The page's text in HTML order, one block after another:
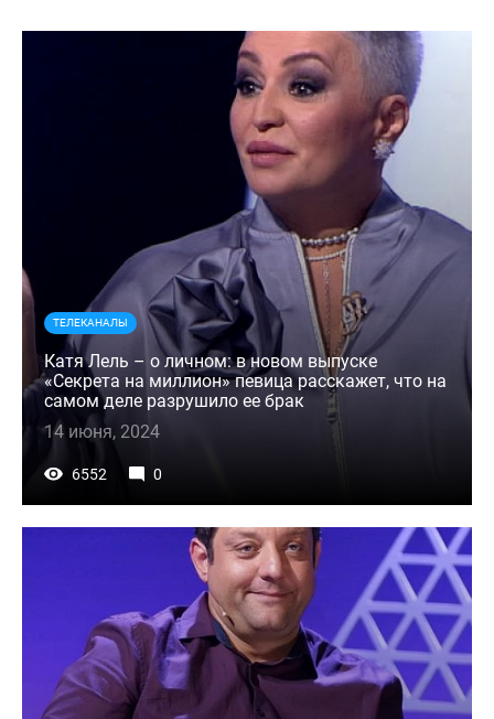
ТЕЛЕКАНАЛЫ
Катя Лель – о личном: в новом выпуске
«Секрета на миллион» певица расскажет, что на
самом деле разрушило ее брак
14 июня, 2024
6552 0